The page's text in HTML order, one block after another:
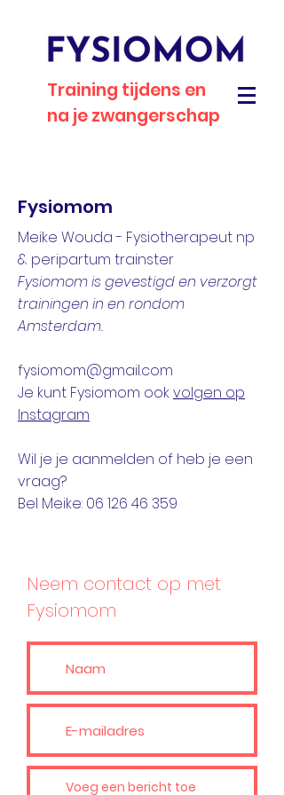
Training tijdens en
na je zwangerschap
Fysiomom
Meike Wouda - Fysiotherapeut np
& peripartum trainster
Fysiomom is gevestigd en verzorgt
trainingen in en rondom
Amsterdam.
fysiomom@gmail.com
Je kunt Fysiomom ookvolgen op
Instagram
Wil je je aanmelden of heb je een
vraag?
Bel Meike: 06 126 46 359
Neem contact op met
Fysiomom